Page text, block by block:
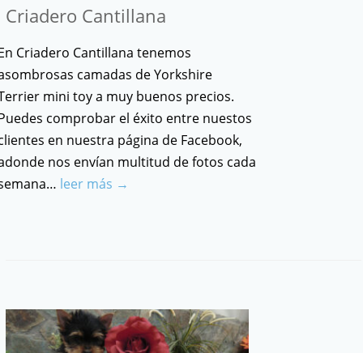
Criadero Cantillana
Criadero Cantillana tenemos
camadas de Yorkshire
mini toy a muy buenos precios.
comprobar el éxito entre nuestos
en nuestra página de Facebook,
nos envían multitud de fotos cada
leer más →